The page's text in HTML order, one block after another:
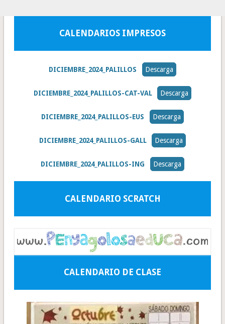
CALENDARIOS IMPRESOS
DICIEMBRE_2024_PALILLOS Descarga
DICIEMBRE_2024_PALILLOS-CAT-VAL Descarga
DICIEMBRE_2024_PALILLOS-EUS Descarga
DICIEMBRE_2024_PALILLOS-GALL Descarga
DICIEMBRE_2024_PALILLOS-ING Descarga
CALENDARIO SCRATCH
CALENDARIO DE CLASE